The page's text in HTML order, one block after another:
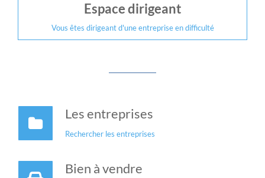
Espace dirigeant
Vous êtes dirigeant d'une entreprise en difficulté
Les entreprises
Rechercher les entreprises
Bien à vendre